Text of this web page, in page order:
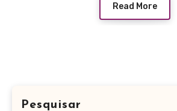
Read More
Pesquisar